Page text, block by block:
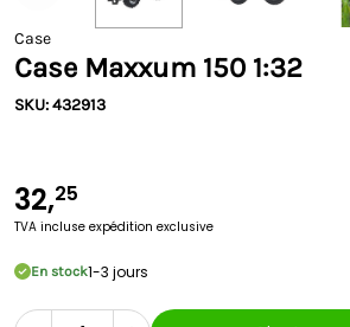
Case
Case Maxxum 150 1:32
SKU: 432913
32,25
TVA incluse expédition exclusive
En stock1-3 jours